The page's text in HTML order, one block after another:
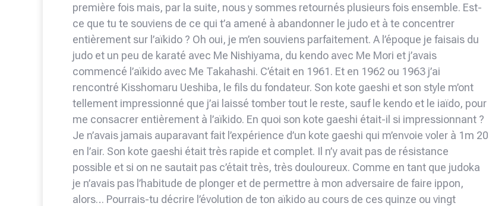
première fois mais, par la suite, nous y sommes retournés plusieurs fois ensemble. Est-
ce que tu te souviens de ce qui t’a amené à abandonner le judo et à te concentrer
entièrement sur l’aïkido ? Oh oui, je m’en souviens parfaitement. A l’époque je faisais du
judo et un peu de karaté avec Me Nishiyama, du kendo avec Me Mori et j’avais
commencé l’aïkido avec Me Takahashi. C’était en 1961. Et en 1962 ou 1963 j’ai
rencontré Kisshomaru Ueshiba, le fils du fondateur. Son kote gaeshi et son style m’ont
tellement impressionné que j’ai laissé tomber tout le reste, sauf le kendo et le iaïdo, pour
me consacrer entièrement à l’aïkido. En quoi son kote gaeshi était-il si impressionnant ?
Je n’avais jamais auparavant fait l’expérience d’un kote gaeshi qui m’envoie voler à 1m 20
en l’air. Son kote gaeshi était très rapide et complet. Il n’y avait pas de résistance
possible et si on ne sautait pas c’était très, très douloureux. Comme en tant que judoka
je n’avais pas l’habitude de plonger et de permettre à mon adversaire de faire ippon,
alors… Pourrais-tu décrire l’évolution de ton aïkido au cours de ces quinze ou vingt